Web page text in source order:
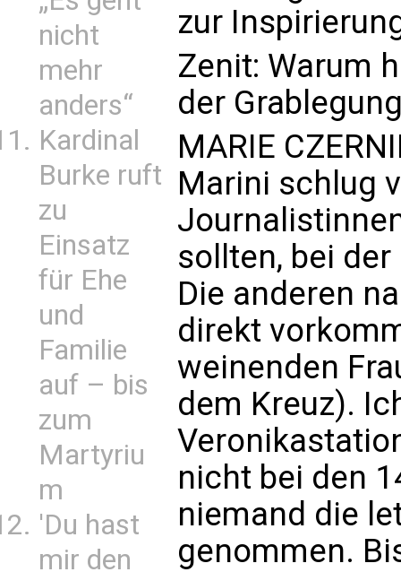
nicht
mehr
anders“
Kardinal
Burke ruft
zu
Einsatz
für Ehe
und
Familie
auf – bis
zum
Martyriu
m
'Du hast
mir den
zur
Zenit: Warum
der
MARIE
Marini schlug
sollten, bei
Die anderen
direkt
weinenden
dem Kreuz).
nicht bei den
niemand die
genommen.